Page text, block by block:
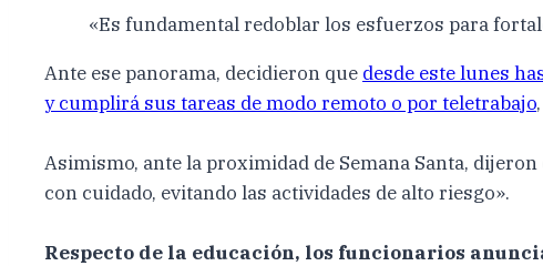
«Es fundamental redoblar los esfuerzos para
Ante ese panorama, decidieron que desde este lunes
y cumplirá sus tareas de modo remoto o por teletrabajo
Asimismo, ante la proximidad de Semana Santa,
con cuidado, evitando las actividades de alto riesgo».
Respecto de la educación, los funcionarios